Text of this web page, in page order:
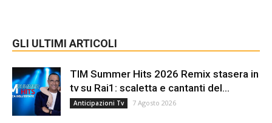
GLI ULTIMI ARTICOLI
TIM Summer Hits 2026 Remix stasera in
tv su Rai1: scaletta e cantanti del...
Anticipazioni Tv 7 Agosto 2026